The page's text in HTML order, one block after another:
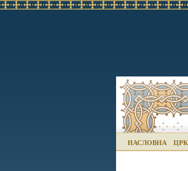
НАСЛОВНА